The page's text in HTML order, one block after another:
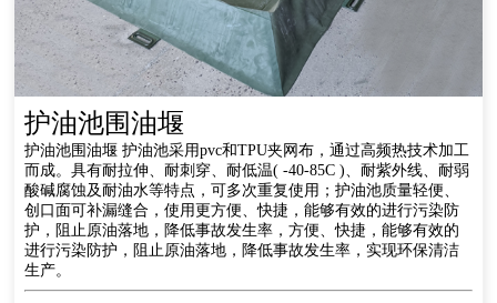
护油池围油堰
护油池围油堰 护油池采用pvc和TPU夹网布，通过高频热技术加工
而成。具有耐拉伸、耐刺穿、耐低温( -40-85C )、耐紫外线、耐弱
酸碱腐蚀及耐油水等特点，可多次重复使用；护油池质量轻便、
创口面可补漏缝合，使用更方便、快捷，能够有效的进行污染防
护，阻止原油落地，降低事故发生率，方便、快捷，能够有效的
进行污染防护，阻止原油落地，降低事故发生率，实现环保清洁
生产。